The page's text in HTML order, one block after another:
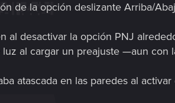
de la opción deslizante Arriba/
al desactivar la opción PNJ
al cargar un preajuste —aun
atascada en las paredes al